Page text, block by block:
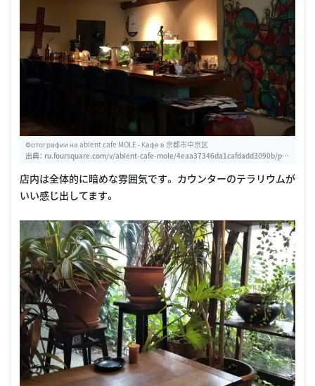
Фотографии на abient cafe MOLE - Кафе в 京都市中京区
出典： ru.foursquare.com/v/abient-cafe-mole/4eaa37346da1cafdadd3090b/ph
店内は全体的に暗めな雰囲気です。 カウンターのテラリウムが
いい感じ出してます。